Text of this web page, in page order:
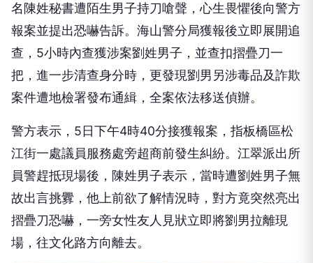
名陳姓秘書遭陌生男子持刀嗆聲，心生畏懼後向警方
報案並提出恐嚇告訴。海山警分局獲報後立即展開追
查， 5小時內查獲涉案劉姓男子，並查扣摺疊刀一
把，進一步清查身分時，更發現劉男另涉毒品及詐欺
案件遭地檢署發布通緝，全案依法移送偵辦。
警方表示， 5日下午4時40分接獲報案，指板橋區松
江街一處議員服務處旁超商前發生糾紛。江翠派出所
員警趕抵現場後，陳姓男子表示，當時遭劉姓男子無
故出言挑釁，他上前欲了解情況時，對方竟突然亮出
摺疊刀恐嚇，一旁女性友人見狀立即將劉男拉離現
場，往文化路方向離去。